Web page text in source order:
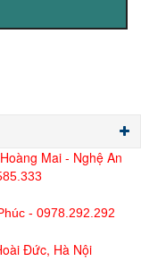
Mai - Nghệ An
- 0978.292.292
Đức, Hà Nội